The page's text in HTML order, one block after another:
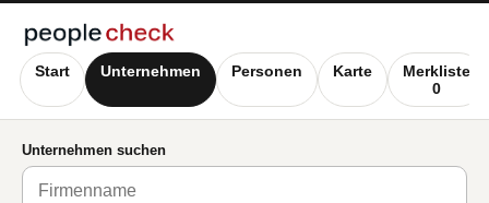
Start Unternehmen Personen Karte
Merkliste
0
Unternehmen suchen